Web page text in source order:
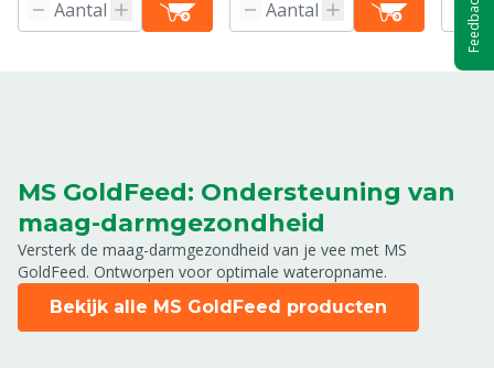
MS GoldFeed: Ondersteuning van
maag-darmgezondheid
Versterk de maag-darmgezondheid van je vee met MS
GoldFeed. Ontworpen voor optimale wateropname.
Bekijk alle MS GoldFeed producten
Feedback